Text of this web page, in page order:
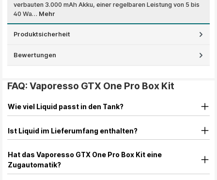
verbauten 3.000 mAh Akku, einer regelbaren Leistung von 5 bis
40 Wa… Mehr
Produktsicherheit
Bewertungen
FAQ: Vaporesso GTX One Pro Box Kit
Wie viel Liquid passt in den Tank?
Ist Liquid im Lieferumfang enthalten?
Hat das Vaporesso GTX One Pro Box Kit eine
Zugautomatik?